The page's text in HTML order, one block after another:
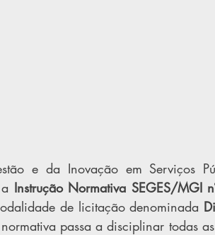
e da Inovação em Serviços
Instrução Normativa SEGES/MGI
de licitação denominada
passa a disciplinar todas as